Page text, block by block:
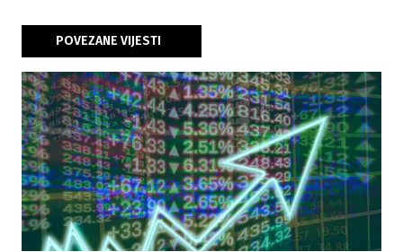
POVEZANE VIJESTI